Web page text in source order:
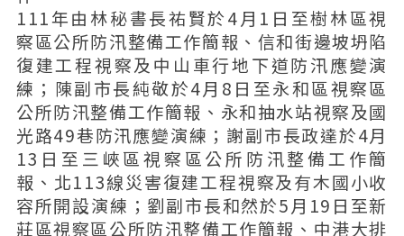
111年由林秘書長祐賢於4月1日至樹林區視
察區公所防汛整備工作簡報、信和街邊坡坍陷
復建工程視察及中山車行地下道防汛應變演
練；陳副市長純敬於4月8日至永和區視察區
公所防汛整備工作簡報、永和抽水站視察及國
光路49巷防汛應變演練；謝副市長政達於4月
13日至三峽區視察區公所防汛整備工作簡
報、北113線災害復建工程視察及有木國小收
容所開設演練；劉副市長和然於5月19日至新
莊區視察區公所防汛整備工作簡報、中港大排